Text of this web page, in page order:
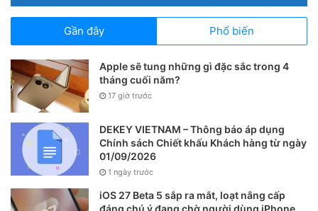
Gần đây Phổ biến
Apple sẽ tung những gì đặc sắc trong 4
tháng cuối năm?
17 giờ trước
DEKEY VIETNAM – Thông báo áp dụng
Chính sách Chiết khấu Khách hàng từ ngày
01/09/2026
1 ngày trước
iOS 27 Beta 5 sắp ra mắt, loạt nâng cấp
đáng chú ý đang chờ người dùng iPhone